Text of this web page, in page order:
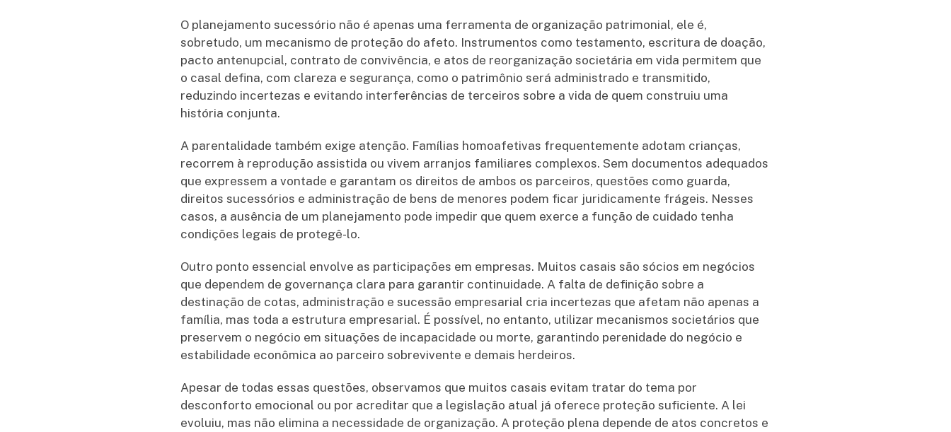
O planejamento sucessório não é apenas uma ferramenta de organização patrimonial, ele é,
sobretudo, um mecanismo de proteção do afeto. Instrumentos como testamento, escritura de doação,
pacto antenupcial, contrato de convivência, e atos de reorganização societária em vida permitem que
o casal defina, com clareza e segurança, como o patrimônio será administrado e transmitido,
reduzindo incertezas e evitando interferências de terceiros sobre a vida de quem construiu uma
história conjunta.
A parentalidade também exige atenção. Famílias homoafetivas frequentemente adotam crianças,
recorrem à reprodução assistida ou vivem arranjos familiares complexos. Sem documentos adequados
que expressem a vontade e garantam os direitos de ambos os parceiros, questões como guarda,
direitos sucessórios e administração de bens de menores podem ficar juridicamente frágeis. Nesses
casos, a ausência de um planejamento pode impedir que quem exerce a função de cuidado tenha
condições legais de protegê-lo.
Outro ponto essencial envolve as participações em empresas. Muitos casais são sócios em negócios
que dependem de governança clara para garantir continuidade. A falta de definição sobre a
destinação de cotas, administração e sucessão empresarial cria incertezas que afetam não apenas a
família, mas toda a estrutura empresarial. É possível, no entanto, utilizar mecanismos societários que
preservem o negócio em situações de incapacidade ou morte, garantindo perenidade do negócio e
estabilidade econômica ao parceiro sobrevivente e demais herdeiros.
Apesar de todas essas questões, observamos que muitos casais evitam tratar do tema por
desconforto emocional ou por acreditar que a legislação atual já oferece proteção suficiente. A lei
evoluiu, mas não elimina a necessidade de organização. A proteção plena depende de atos concretos e